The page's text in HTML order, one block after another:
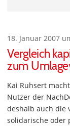
18. Januar 2007
Vergleich
zum
Kai Ruhsert
Nutzer der
deshalb auch die
solidarische oder